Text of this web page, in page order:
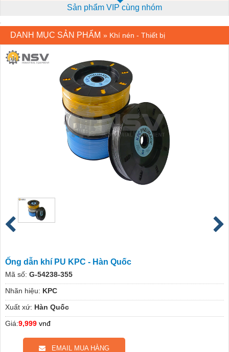
Sản phẩm VIP cùng nhóm
DANH MỤC SẢN PHẨM » Khí nén - Thiết bị
Ống dẫn khí PU KPC - Hàn Quốc
Mã số: G-54238-355
Nhãn hiệu: KPC
Xuất xứ: Hàn Quốc
Giá:9,999 vnđ
EMAIL MUA HÀNG